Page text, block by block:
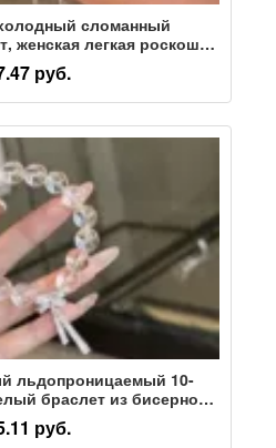
сломанный
женская легкая роскошь,
браслет для пары,
тенденция к
изделиям
руб.
льдопроницаемый 10-
браслет из бисерной
холодный и сладкий
для подруги
руб.